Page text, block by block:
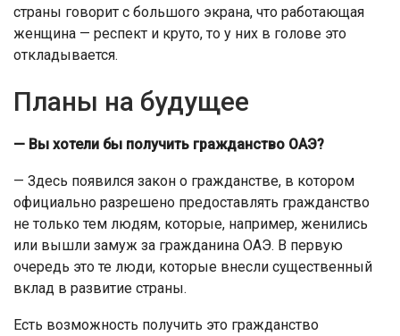
страны говорит с большого экрана, что работающая
женщина — респект и круто, то у них в голове это
откладывается.
Планы на будущее
— Вы хотели бы получить гражданство ОАЭ?
— Здесь появился закон о гражданстве, в котором
официально разрешено предоставлять гражданство
не только тем людям, которые, например, женились
или вышли замуж за гражданина ОАЭ. В первую
очередь это те люди, которые внесли существенный
вклад в развитие страны.
Есть возможность получить это гражданство